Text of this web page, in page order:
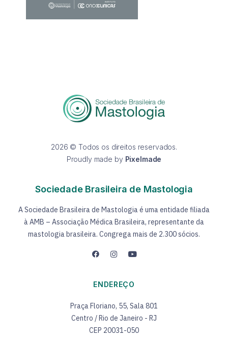
2026 © Todos os direitos reservados.
Proudly made by Pixelmade
Sociedade Brasileira de Mastologia
A Sociedade Brasileira de Mastologia é uma entidade filiada
à AMB – Associação Médica Brasileira, representante da
mastologia brasileira. Congrega mais de 2.300 sócios.
ENDEREÇO
Praça Floriano, 55, Sala 801
Centro / Rio de Janeiro - RJ
CEP 20031-050